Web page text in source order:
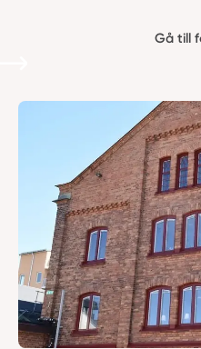
Gå till